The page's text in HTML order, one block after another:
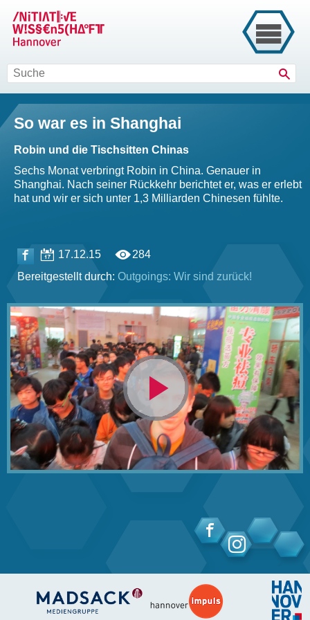
So war es in Shanghai
Robin und die Tischsitten Chinas
Sechs Monat verbringt Robin in China. Genauer in
Shanghai. Nach seiner Rückkehr berichtet er, was er erlebt
hat und wir er sich unter 1,3 Milliarden Chinesen fühlte.
17.12.15
284
Bereitgestellt durch: Outgoings: Wir sind zurück!
Video
abspielen